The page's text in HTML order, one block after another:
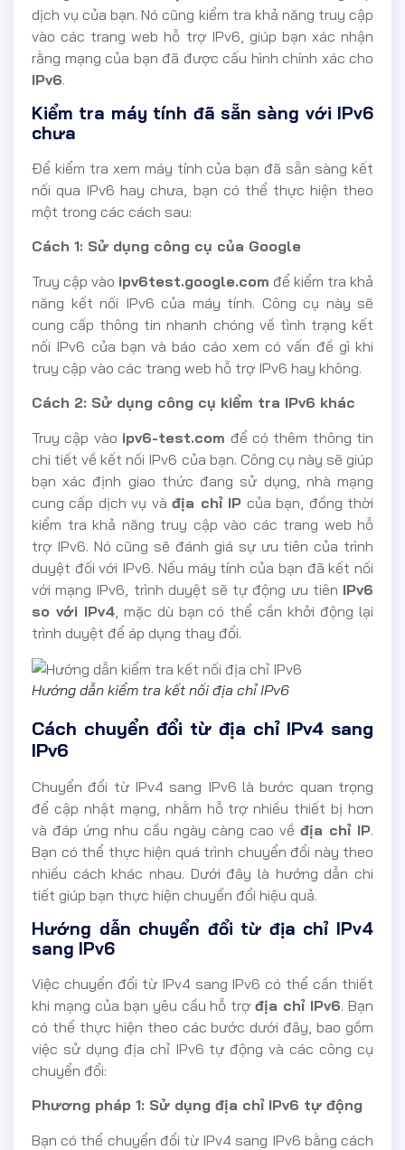
dịch vụ của bạn. Nó cũng kiểm tra khả năng truy cập
vào các trang web hỗ trợ IPv6, giúp bạn xác nhận
rằng mạng của bạn đã được cấu hình chính xác cho
IPv6.
Kiểm tra máy tính đã sẵn sàng với IPv6
chưa
Để kiểm tra xem máy tính của bạn đã sẵn sàng kết
nối qua IPv6 hay chưa, bạn có thể thực hiện theo
một trong các cách sau:
Cách 1: Sử dụng công cụ của Google
Truy cập vào ipv6test.google.com để kiểm tra khả
năng kết nối IPv6 của máy tính. Công cụ này sẽ
cung cấp thông tin nhanh chóng về tình trạng kết
nối IPv6 của bạn và báo cáo xem có vấn đề gì khi
truy cập vào các trang web hỗ trợ IPv6 hay không.
Cách 2: Sử dụng công cụ kiểm tra IPv6 khác
Truy cập vào ipv6-test.com để có thêm thông tin
chi tiết về kết nối IPv6 của bạn. Công cụ này sẽ giúp
bạn xác định giao thức đang sử dụng, nhà mạng
cung cấp dịch vụ vàđịa chỉ IP của bạn, đồng thời
kiểm tra khả năng truy cập vào các trang web hỗ
trợ IPv6. Nó cũng sẽ đánh giá sự ưu tiên của trình
duyệt đối với IPv6. Nếu máy tính của bạn đã kết nối
với mạng IPv6, trình duyệt sẽ tự động ưu tiên IPv6
so với IPv4, mặc dù bạn có thể cần khởi động lại
trình duyệt để áp dụng thay đổi.
Hướng dẫn kiểm tra kết nối địa chỉ IPv6
Cách chuyển đổi từ địa chỉ IPv4 sang
IPv6
Chuyển đổi từ IPv4 sang IPv6 là bước quan trọng
để cập nhật mạng, nhằm hỗ trợ nhiều thiết bị hơn
và đáp ứng nhu cầu ngày càng cao về địa chỉ IP.
Bạn có thể thực hiện quá trình chuyển đổi này theo
nhiều cách khác nhau. Dưới đây là hướng dẫn chi
tiết giúp bạn thực hiện chuyển đổi hiệu quả.
Hướng dẫn chuyển đổi từ địa chỉ IPv4
sang IPv6
Việc chuyển đổi từ IPv4 sang IPv6 có thể cần thiết
khi mạng của bạn yêu cầu hỗ trợđịa chỉ IPv6. Bạn
có thể thực hiện theo các bước dưới đây, bao gồm
việc sử dụng địa chỉ IPv6 tự động và các công cụ
chuyển đổi:
Phương pháp 1: Sử dụng địa chỉ IPv6 tự động
Bạn có thể chuyển đổi từ IPv4 sang IPv6 bằng cách